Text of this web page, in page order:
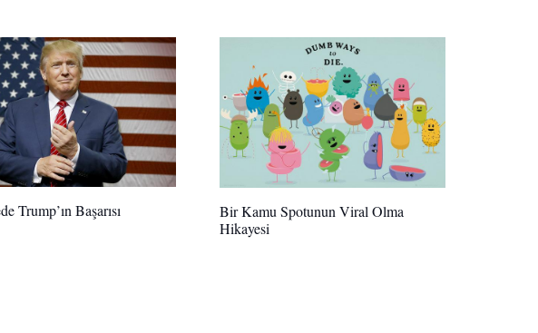
Trump’ın Başarısı
Bir Kamu Spotunun Viral Olma
Hikayesi